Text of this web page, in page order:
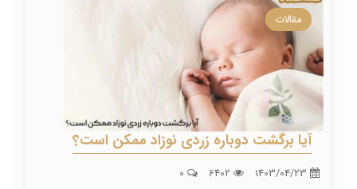
مقالات
آیا برگشت دوباره زردی نوزاد ممکن است؟